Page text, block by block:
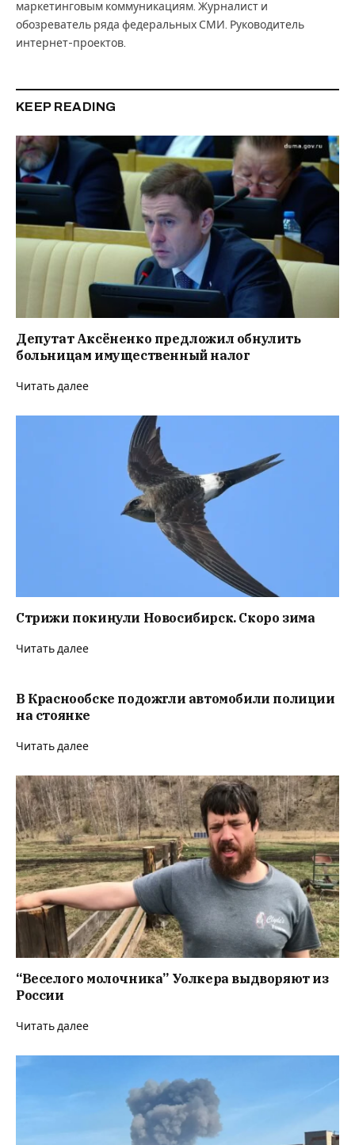
маркетинговым коммуникациям. Журналист и
обозреватель ряда федеральных СМИ. Руководитель
интернет-проектов.
KEEP READING
Депутат Аксёненко предложил обнулить
больницам имущественный налог
Читать далее
Стрижи покинули Новосибирск. Скоро зима
Читать далее
В Краснообске подожгли автомобили полиции
на стоянке
Читать далее
“Веселого молочника” Уолкера выдворяют из
России
Читать далее